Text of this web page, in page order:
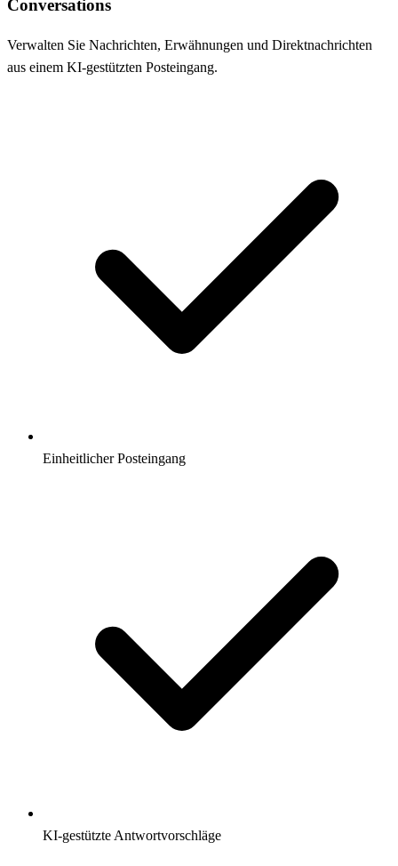
Conversations
Verwalten Sie Nachrichten, Erwähnungen und Direktnachrichten
aus einem KI-gestützten Posteingang.
Einheitlicher Posteingang
KI-gestützte Antwortvorschläge